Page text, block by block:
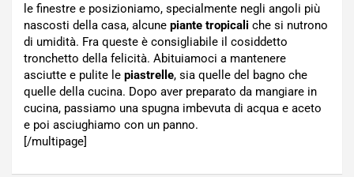
le finestre e posizioniamo, specialmente negli angoli più
nascosti della casa, alcune piante tropicali che si nutrono
di umidità. Fra queste è consigliabile il cosiddetto
tronchetto della felicità. Abituiamoci a mantenere
asciutte e pulite le piastrelle, sia quelle del bagno che
quelle della cucina. Dopo aver preparato da mangiare in
cucina, passiamo una spugna imbevuta di acqua e aceto
e poi asciughiamo con un panno.
[/multipage]